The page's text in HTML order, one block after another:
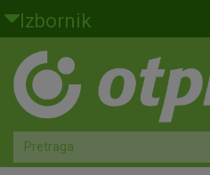
Skoči na glavni sadržaj
Izbornik
Građani
Privatno bankarstvo
Agro